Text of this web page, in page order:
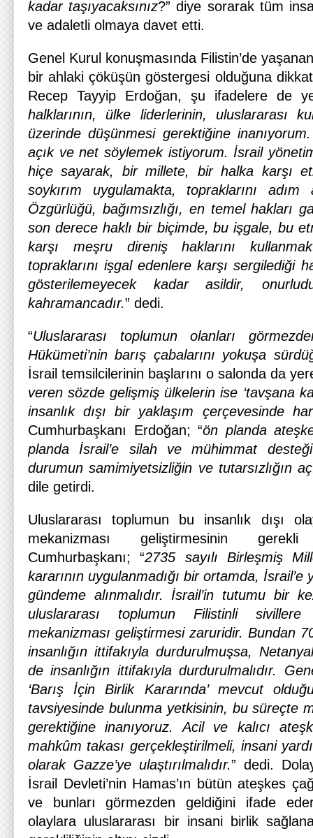
kadar taşıyacaksınız?” diye sorarak tüm
ve adaletli olmaya davet etti.
Genel Kurul konuşmasında Filistin’de
bir ahlaki çöküşün göstergesi olduğuna
Recep Tayyip Erdoğan, şu ifadelere de
halklarının, ülke liderlerinin, uluslararası
üzerinde düşünmesi gerektiğine
açık ve net söylemek istiyorum. İsrail
hiçe sayarak, bir millete, bir halka karşı
soykırım uygulamakta, topraklarını
Özgürlüğü, bağımsızlığı, en temel hakları
son derece haklı bir biçimde, bu işgale, bu
karşı meşru direniş haklarını
topraklarını işgal edenlere karşı sergilediği
gösterilemeyecek kadar asildir,
kahramancadır.” dedi.
“Uluslararası toplumun olanları
Hükümeti’nin barış çabalarını yokuşa
İsrail temsilcilerinin başlarını o salonda da
veren sözde gelişmiş ülkelerin ise ‘tavşana
insanlık dışı bir yaklaşım çerçevesinde
Cumhurbaşkanı Erdoğan; “ön planda
planda İsrail’e silah ve mühimmat
durumun samimiyetsizliğin ve tutarsızlığın
dile getirdi.
Uluslararası toplumun bu insanlık dışı
mekanizması geliştirmesinin
Cumhurbaşkanı; “2735 sayılı Birleşmiş
kararının uygulanmadığı bir ortamda, İsrail’e
gündeme alınmalıdır. İsrail’in tutumu bir
uluslararası toplumun Filistinli
mekanizması geliştirmesi zaruridir. Bundan
insanlığın ittifakıyla durdurulmuşsa,
de insanlığın ittifakıyla durdurulmalıdır.
‘Barış İçin Birlik Kararında’ mevcut
tavsiyesinde bulunma yetkisinin, bu süreçte
gerektiğine inanıyoruz. Acil ve kalıcı
mahkûm takası gerçekleştirilmeli, insani
olarak Gazze’ye ulaştırılmalıdır.” dedi.
İsrail Devleti’nin Hamas’ın bütün ateşkes
ve bunları görmezden geldiğini ifade
olaylara uluslararası bir insani birlik